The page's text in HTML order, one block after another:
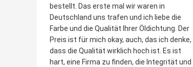
bestellt. Das erste mal wir waren in
Deutschland uns trafen und ich liebe die
Farbe und die Qualität Ihrer Öldichtung. Der
Preis ist für mich okay, auch, das ich denke,
dass die Qualität wirklich hoch ist. Es ist
hart, eine Firma zu finden, die Integrität und